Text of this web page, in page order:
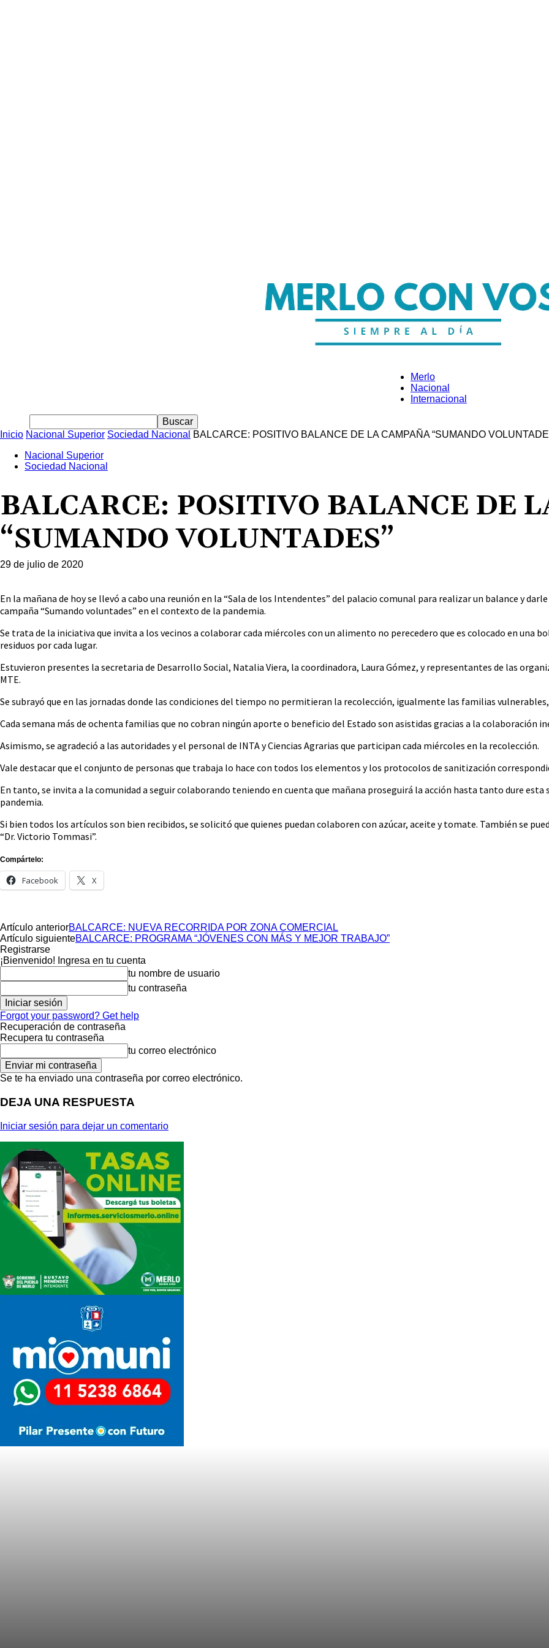
Merlo
Merlo
Nacional
Internacional
Inicio Nacional Superior Sociedad Nacional
BALCARCE: POSITIVO BALANCE DE LA CAMPAÑA “SUMANDO
Nacional Superior
Sociedad Nacional
BALCARCE: POSITIVO BALANCE DE
“SUMANDO VOLUNTADES”
29 de julio de 2020
En la mañana de hoy se llevó a cabo una reunión en la “Sala de los Intendentes” del palacio comunal para realizar un balance y
campaña “Sumando voluntades” en el contexto de la pandemia.
Se trata de la iniciativa que invita a los vecinos a colaborar cada miércoles con un alimento no perecedero que es colocado en una
residuos por cada lugar.
Estuvieron presentes la secretaria de Desarrollo Social, Natalia Viera, la coordinadora, Laura Gómez, y representantes de las
MTE.
Se subrayó que en las jornadas donde las condiciones del tiempo no permitieran la recolección, igualmente las familias
Cada semana más de ochenta familias que no cobran ningún aporte o beneficio del Estado son asistidas gracias a la colaboración
Asimismo, se agradeció a las autoridades y el personal de INTA y Ciencias Agrarias que participan cada miércoles en la recolección.
Vale destacar que el conjunto de personas que trabaja lo hace con todos los elementos y los protocolos de sanitización
En tanto, se invita a la comunidad a seguir colaborando teniendo en cuenta que mañana proseguirá la acción hasta tanto dure
pandemia.
Si bien todos los artículos son bien recibidos, se solicitó que quienes puedan colaboren con azúcar, aceite y tomate. También se
“Dr. Victorio Tommasi”.
Compártelo:
Facebook X
Artículo anteriorBALCARCE: NUEVA RECORRIDA POR ZONA COMERCIAL
Artículo siguienteBALCARCE: PROGRAMA “JÓVENES CON MÁS Y MEJOR TRABAJO”
Registrarse
¡Bienvenido! Ingresa en tu cuenta
tu nombre de usuario
tu contraseña
Forgot your password? Get help
Recuperación de contraseña
Recupera tu contraseña
tu correo electrónico
Se te ha enviado una contraseña por correo electrónico.
DEJA UNA RESPUESTA
Iniciar sesión para dejar un comentario